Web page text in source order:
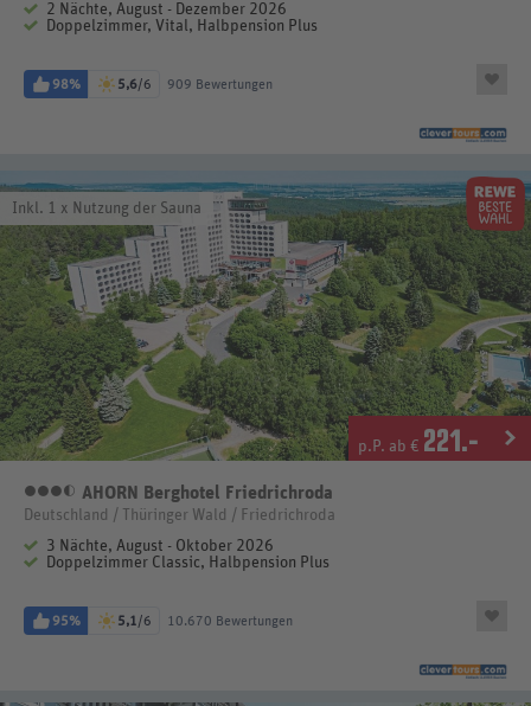
2 Nächte, August - Dezember 2026
Doppelzimmer, Vital, Halbpension Plus
98% 5,6/6 909 Bewertungen
Inkl. 1 x Nutzung der Sauna
p.P. ab € 221.-
3,5 Sterne
AHORN Berghotel Friedrichroda
Deutschland / Thüringer Wald / Friedrichroda
3 Nächte, August - Oktober 2026
Doppelzimmer Classic, Halbpension Plus
95% 5,1/6 10.670 Bewertungen